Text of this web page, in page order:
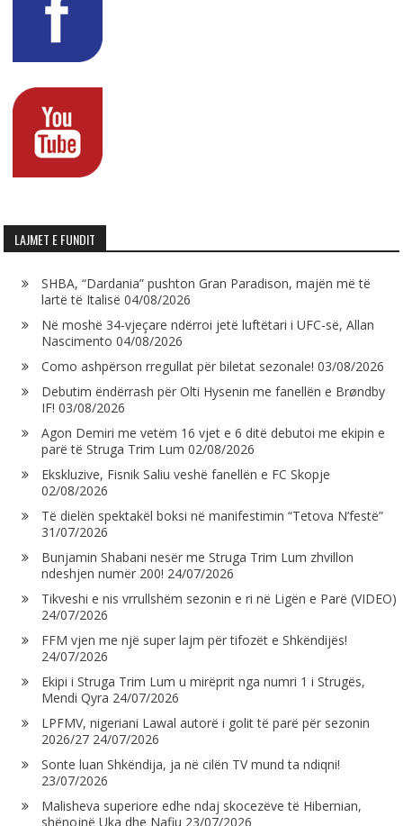
LAJMET E FUNDIT
SHBA, “Dardania” pushton Gran Paradison, majën më të
lartë të Italisë 04/08/2026
Në moshë 34-vjeçare ndërroi jetë luftëtari i UFC-së, Allan
Nascimento 04/08/2026
Como ashpërson rregullat për biletat sezonale! 03/08/2026
Debutim ëndërrash për Olti Hysenin me fanellën e Brøndby
IF! 03/08/2026
Agon Demiri me vetëm 16 vjet e 6 ditë debutoi me ekipin e
parë të Struga Trim Lum 02/08/2026
Ekskluzive, Fisnik Saliu veshë fanellën e FC Skopje
02/08/2026
Të dielën spektakël boksi në manifestimin “Tetova N’festë”
31/07/2026
Bunjamin Shabani nesër me Struga Trim Lum zhvillon
ndeshjen numër 200! 24/07/2026
Tikveshi e nis vrrullshëm sezonin e ri në Ligën e Parë (VIDEO)
24/07/2026
FFM vjen me një super lajm për tifozët e Shkëndijës!
24/07/2026
Ekipi i Struga Trim Lum u mirëprit nga numri 1 i Strugës,
Mendi Qyra 24/07/2026
LPFMV, nigeriani Lawal autorë i golit të parë për sezonin
2026/27 24/07/2026
Sonte luan Shkëndija, ja në cilën TV mund ta ndiqni!
23/07/2026
Malisheva superiore edhe ndaj skocezëve të Hibernian,
shënojnë Uka dhe Nafiu 23/07/2026